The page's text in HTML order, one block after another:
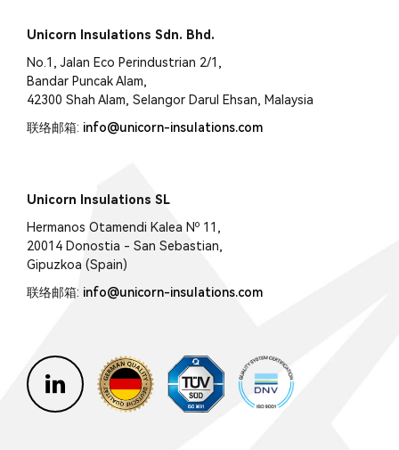
Unicorn Insulations Sdn. Bhd.
No.1, Jalan Eco Perindustrian 2/1,
Bandar Puncak Alam,
42300 Shah Alam, Selangor Darul Ehsan, Malaysia
联络邮箱: info@unicorn-insulations.com
Unicorn Insulations SL
Hermanos Otamendi Kalea Nº 11,
20014 Donostia - San Sebastian,
Gipuzkoa (Spain)
联络邮箱: info@unicorn-insulations.com